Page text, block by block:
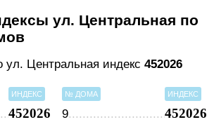
ул. Центральная по
ул. Центральная индекс 452026
ИНДЕКС
452026
№ ДОМА ИНДЕКС
9 452026